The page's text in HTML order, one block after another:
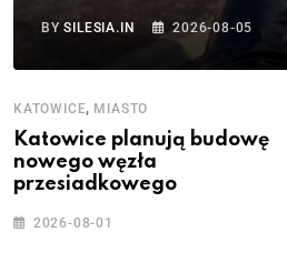
BYSILESIA.IN 2026-08-05
KATOWICE, MIASTO
Katowice planują budowę
nowego węzła
przesiadkowego
2026-08-01